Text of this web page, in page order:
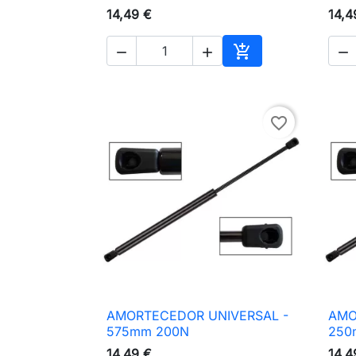
14,49 €
  
Adicionar ao

favorite_border
 Vista rápida
AMORTECEDOR UNIVERSAL -
575mm 200N